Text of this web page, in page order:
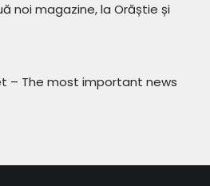
noi magazine, la Orăștie și
– The most important news